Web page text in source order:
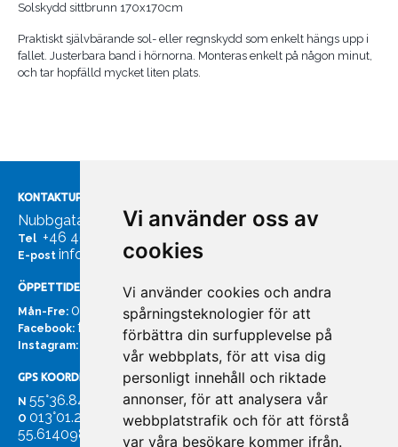
Vi använder oss av
cookies
Vi använder cookies och andra
spårningsteknologier för att
förbättra din surfupplevelse på
vår webbplats, för att visa dig
personligt innehåll och riktade
annonser, för att analysera vår
webbplatstrafik och för att förstå
var våra besökare kommer ifrån.
Solskydd sittbrunn 170x170cm
Praktiskt självbärande sol- eller regnskydd som enkelt hängs upp i
fallet. Justerbara band i hörnorna. Monteras enkelt på någon minut,
och tar hopfälld mycket liten plats.
KONTAKTUPPGIFTER
Nubbgatan 7, 211 24 Malmö
Tel +46 40185561
E-post info@bachmans.se
ÖPPETTIDER
Mån-Fre: 07:00 - 16:00
Facebook: facebook.com/bachmans.se
Instagram: instagram.com/bachmans.se
GPS KOORDINATER
N 55°36.847
O 013°01.255'
55.614098. 13.020931'